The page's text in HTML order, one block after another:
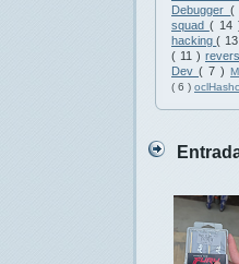
Debugger(
squad ( 14
hacking( 13
( 11 )
Dev ( 7 )
( 6 )